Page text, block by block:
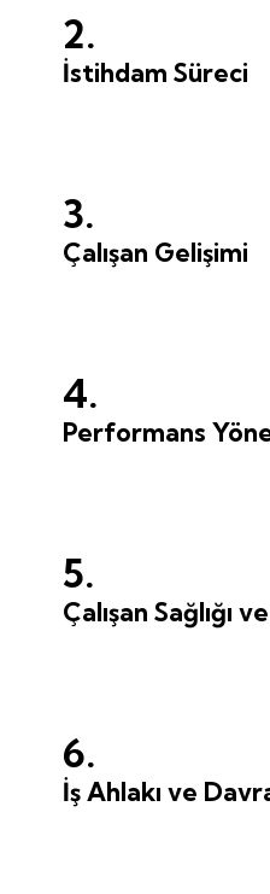
2.
İstihdam Süreci
3.
Çalışan Gelişimi
4.
Performans
5.
Çalışan Sağlığı
6.
İş Ahlakı ve